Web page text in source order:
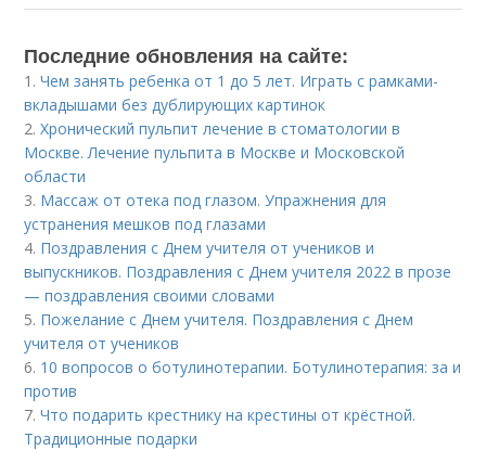
Последние обновления на сайте:
1.Чем занять ребенка от 1 до 5 лет. Играть с рамками-
вкладышами без дублирующих картинок
2.Хронический пульпит лечение в стоматологии в
Москве. Лечение пульпита в Москве и Московской
области
3. Массаж от отека под глазом. Упражнения для
устранения мешков под глазами
4. Поздравления с Днем учителя от учеников и
выпускников. Поздравления с Днем учителя 2022 в прозе
— поздравления своими словами
5. Пожелание с Днем учителя. Поздравления с Днем
учителя от учеников
6. 10 вопросов о ботулинотерапии. Ботулинотерапия: за и
против
7.Что подарить крестнику на крестины от крёстной.
Традиционные подарки